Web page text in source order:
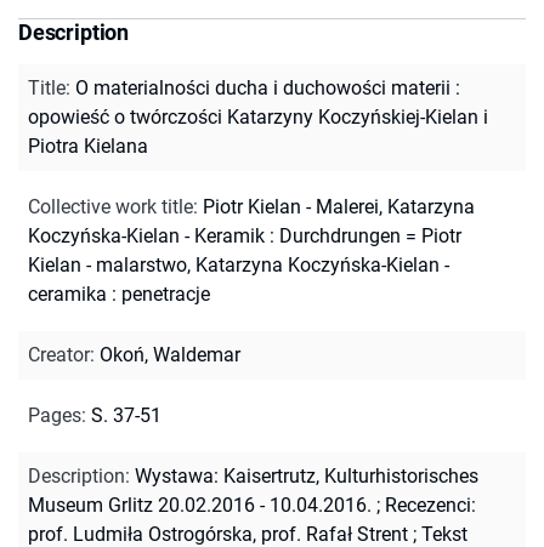
Description
Title: O materialności ducha i duchowości materii :
opowieść o twórczości Katarzyny Koczyńskiej-Kielan i
Piotra Kielana
Collective work title: Piotr Kielan - Malerei, Katarzyna
Koczyńska-Kielan - Keramik : Durchdrungen = Piotr
Kielan - malarstwo, Katarzyna Koczyńska-Kielan -
ceramika : penetracje
Creator: Okoń, Waldemar
Pages: S. 37-51
Description: Wystawa: Kaisertrutz, Kulturhistorisches
Museum Grlitz 20.02.2016 - 10.04.2016. ; Recezenci:
prof. Ludmiła Ostrogórska, prof. Rafał Strent ; Tekst